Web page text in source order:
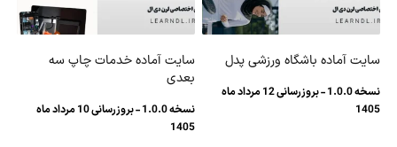
سایت آماده باشگاه ورزشی پدل
نسخه 1.0.0 - بروزرسانی 12 مرداد ماه
1405
سایت آماده خدمات چاپ سه
بعدی
نسخه 1.0.0 - بروزرسانی 10 مرداد ماه
1405